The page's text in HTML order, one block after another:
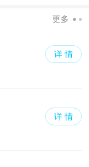
更多
详 情
详 情